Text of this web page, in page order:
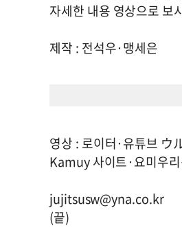
자세한 내용 영상으로 보
제작 : 전석우·맹세은
영상 : 로이터·유튜브
Kamuy 사이트·요미우
jujitsusw@yna.co.kr
(끝)